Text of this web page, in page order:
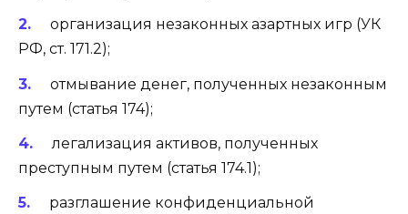
организация незаконных азартных игр (УК
РФ, ст. 171.2);
отмывание денег, полученных незаконным
путем (статья 174);
легализация активов, полученных
преступным путем (статья 174.1);
разглашение конфиденциальной